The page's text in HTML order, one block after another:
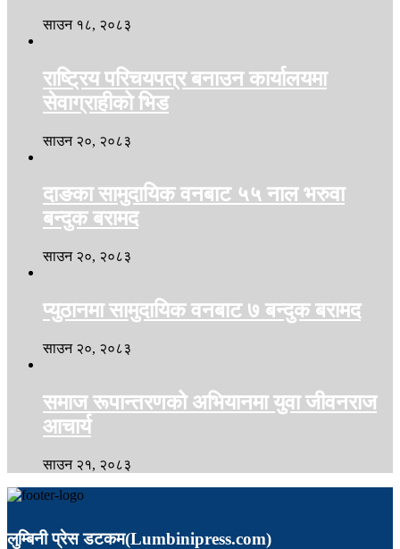
साउन १८, २०८३
राष्ट्रिय परिचयपत्र बनाउन कार्यालयमा
सेवाग्राहीको भिड
साउन २०, २०८३
दाङका सामुदायिक वनबाट ५५ नाल भरुवा
बन्दुक बरामद
साउन २०, २०८३
प्युठानमा सामुदायिक वनबाट ७ बन्दुक बरामद
साउन २०, २०८३
समाज रूपान्तरणको अभियानमा युवा जीवनराज
आचार्य
साउन २१, २०८३
लुम्बिनी प्रेस डटकम(Lumbinipress.com)